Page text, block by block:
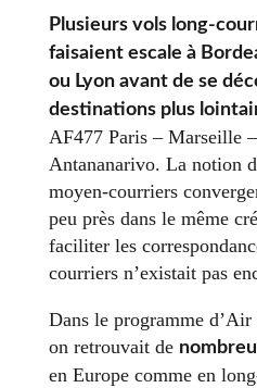
Plusieurs vols long-
faisaient escale à
ou Lyon avant de se
destinations plus
AF477 Paris – Marseille
Antananarivo. La notion
moyen-courriers
peu près dans le même
faciliter les
courriers n’existait pas
Dans le programme d’Air
on retrouvait de
en Europe comme en